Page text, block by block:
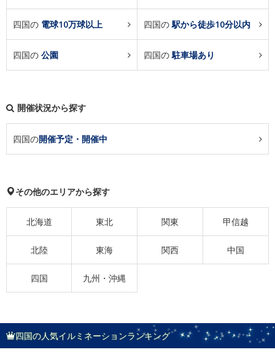
四国の 電球10万球以上 四国の駅から徒歩10分以内
四国の 公園 四国の駐車場あり
開催状況から探す
四国の開催予定・開催中
その他のエリアから探す
北海道 東北 関東 甲信越
北陸 東海 関西 中国
四国 九州・沖縄
四国の人気イルミネーションランキング